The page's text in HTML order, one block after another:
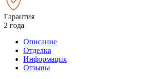
Гарантия
2 года
Описание
Отделка
Информация
Отзывы